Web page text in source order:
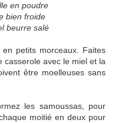
en poudre
bien froide
beurre salé
petits morceaux. Faites
casserole avec le miel et la
être moelleuses sans
les samoussas, pour
moitié en deux pour